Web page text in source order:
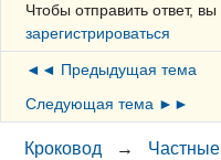
Чтобы отправить ответ,
зарегистрироваться
◄◄ Предыдущая тема
Следующая тема ►►
Кроковод →